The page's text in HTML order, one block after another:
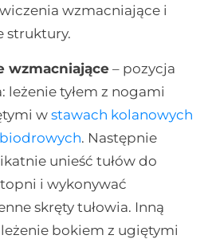
wzmacniające i
struktury.
wzmacniające– pozycja
leżenie tyłem z nogami
w stawach kolanowych
. Następnie
unieść tułów do
i wykonywać
skręty tułowia. Inną
bokiem z ugiętymi